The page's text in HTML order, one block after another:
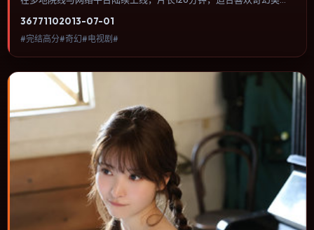
进，节奏与视听语言统一，可作为休闲观影或类型片补片的选择。
36771102013-07-01
#完结高分#奇幻#电视剧#